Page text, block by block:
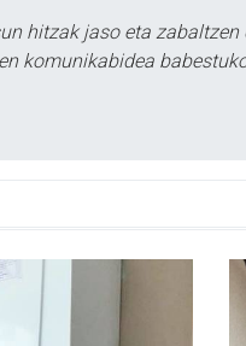
hitzak jaso eta
komunikabidea